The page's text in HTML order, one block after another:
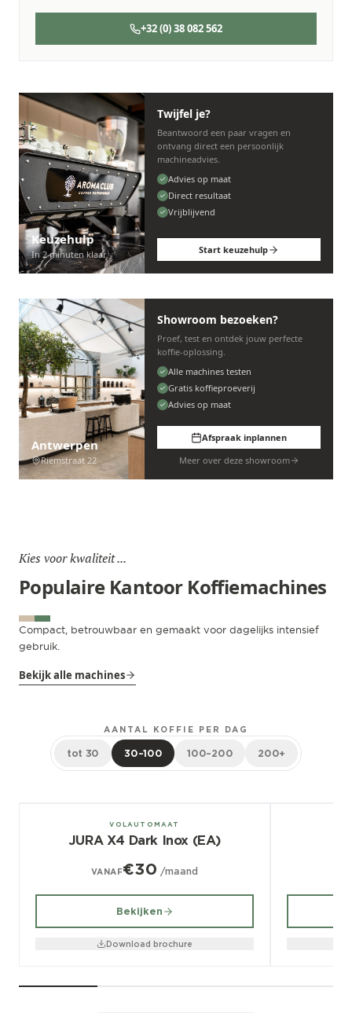
+32 (0) 38 082 562
Keuzehulp
In 2 minuten klaar
Twijfel je?
Beantwoord een paar vragen en
ontvang direct een persoonlijk
machineadvies.
Advies op maat
Direct resultaat
Vrijblijvend
Start keuzehulp
Antwerpen
Riemstraat 22
Showroom bezoeken?
Proef, test en ontdek jouw perfecte
koffie-oplossing.
Alle machines testen
Gratis koffieproeverij
Advies op maat
Afspraak inplannen
Meer over deze showroom
Kies voor kwaliteit ...
Populaire Kantoor Koffiemachines
Compact, betrouwbaar en gemaakt voor dagelijks intensief
gebruik.
Bekijk alle machines
AANTAL KOFFIE PER DAG
tot 30 30–100 100–200 200+
VOLAUTOMAAT
JURA X4 Dark Inox (EA)
VANAF€30 /maand
Bekijken
Download brochure